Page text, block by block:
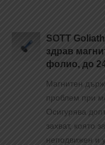
SOTT
здрав
фолио, до
Магнитен
проблем при
Осигурява
захват, която
неподвижен и